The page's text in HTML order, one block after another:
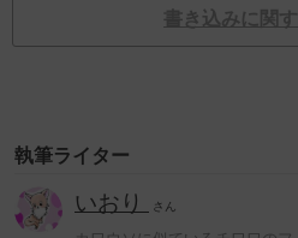
書き込みに関
執筆ライター
いおり さん